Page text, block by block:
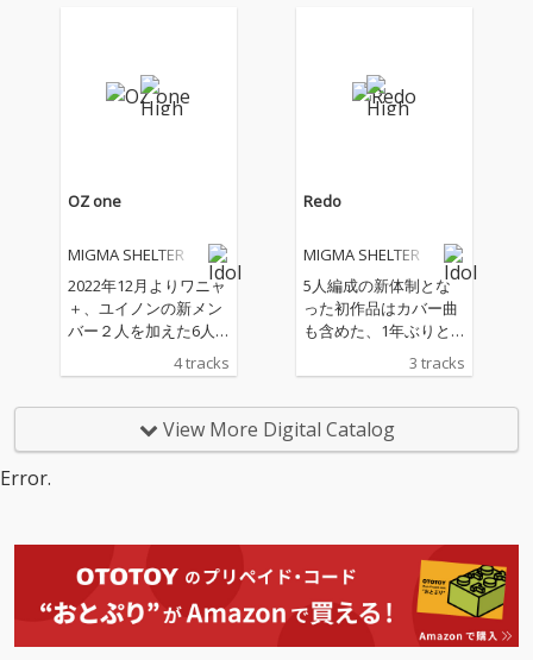
基づき、童話「オズの
魔法使い」を題材にし
れ！」というグループ
のコンセプトに則った
た、三部作シングル作
品の一環作品となって
います 。８月には一連
のシリーズの中の第２
岐点となる２作目でエ
を含ませてからの一転
で、３部作を締め括る
ム・サイケデリックト
ランス」に乗せた新曲
２曲を収録していま
す。
き、童話「オズの魔法
使い」を題材にした世
というグループのコン
セプトに則った新曲を
部作シングル作品の一
環作品となっていま
す。今作は新メンバー
を更に３人加入し、グ
ングル作品としても、
めの重要な作品となっ
ており、『OZ one』の
OZ one
MIGMA SHELTER
2022年12月よりワニャ
＋、ユイノンの新メン
バー２人を加えた6人
の新体制になって初リ
リースとなる今作は、
い」を題材にした世界
観を「サイケデリック
ています。
4 tracks
Redo
MIGMA SHELTER
5人編成の新体制とな
った初作品はカバー曲
も含めた、1年ぶりと
なる3曲入りシングル
を発売決定! 2022年6月
動体制になってからの
初リリースとなる今作
トに則った新曲2曲に
加えて、2019年に解散
したアイドルグルー
プ"THERE THERE THER
ES(ゼアーゼアーゼアー
3 tracks
View More Digital Catalog
Error.